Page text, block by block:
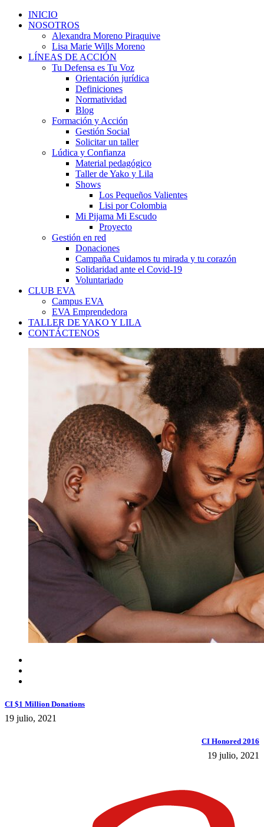
INICIO
NOSOTROS
Alexandra Moreno Piraquive
Lisa Marie Wills Moreno
LÍNEAS DE ACCIÓN
Tu Defensa es Tu Voz
Orientación jurídica
Definiciones
Normatividad
Blog
Formación y Acción
Gestión Social
Solicitar un taller
Lúdica y Confianza
Material pedagógico
Taller de Yako y Lila
Shows
Los Pequeños Valientes
Lisi por Colombia
Mi Pijama Mi Escudo
Proyecto
Gestión en red
Donaciones
Campaña Cuidamos tu mirada y tu corazón
Solidaridad ante el Covid-19
Voluntariado
CLUB EVA
Campus EVA
EVA Emprendedora
TALLER DE YAKO Y LILA
CONTÁCTENOS
CI $1 Million Donations
19 julio, 2021
CI Honored 2016
19 julio, 2021